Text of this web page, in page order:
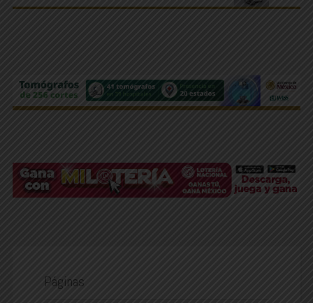
Páginas